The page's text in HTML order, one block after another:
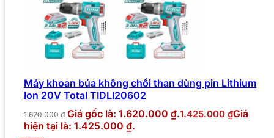
Máy khoan búa không chổi than dùng pin Lithium
Ion 20V Total TIDLI20602
1.620.000₫ Giá gốc là: 1.620.000 ₫.1.425.000 ₫Giá
hiện tại là: 1.425.000 ₫.